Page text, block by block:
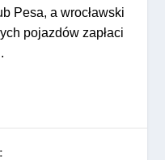
Pesa, a wrocławski
pojazdów zapłaci